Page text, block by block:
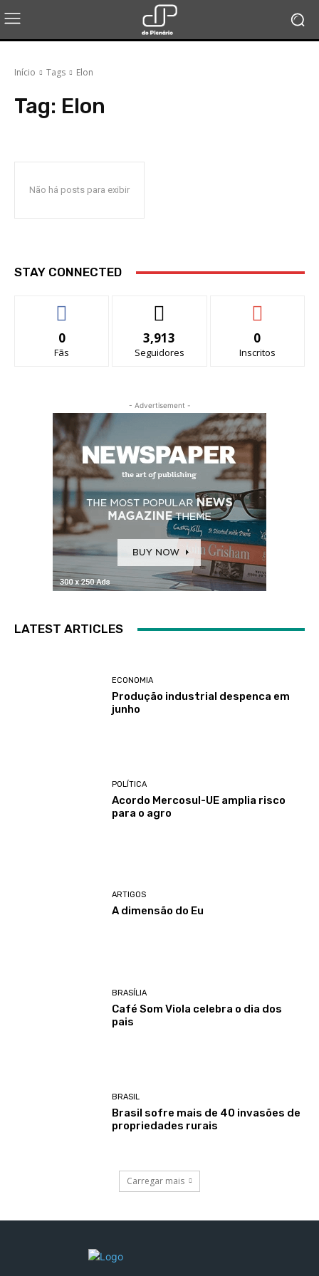
Início Tags Elon
Tag: Elon
Não há posts para exibir
STAY CONNECTED
0
Fãs
3,913
Seguidores
0
Inscritos
- Advertisement -
LATEST ARTICLES
ECONOMIA
Produção industrial despenca em
junho
POLÍTICA
Acordo Mercosul-UE amplia risco
para o agro
ARTIGOS
A dimensão do Eu
BRASÍLIA
Café Som Viola celebra o dia dos
pais
BRASIL
Brasil sofre mais de 40 invasões de
propriedades rurais
Carregar mais